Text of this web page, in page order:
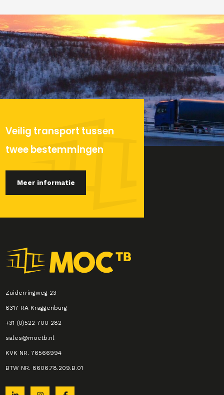
Veilig transport tussen
twee bestemmingen
Meer informatie
Zuiderringweg 23
8317 RA Kraggenburg
+31 (0)522 700 282
sales@moctb.nl
KVK NR. 76566994
BTW NR. 8606.78.209.B.01